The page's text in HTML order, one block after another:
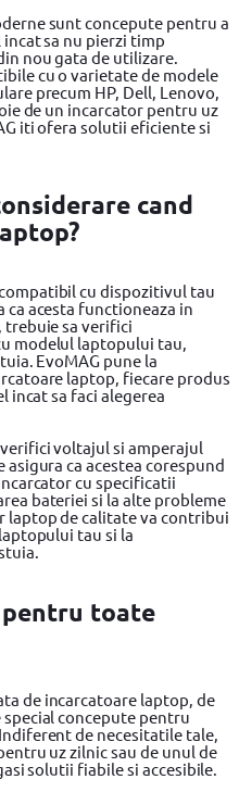
sunt concepute pentru a
sa nu pierzi timp
nou gata de utilizare.
cu o varietate de modele
precum HP, Dell, Lenovo,
de un incarcator pentru uz
iti ofera solutii eficiente si
cand
cu dispozitivul tau
acesta functioneaza in
sa verifici
modelul laptopului tau,
EvoMAG pune la
laptop, fiecare produs
incat sa faci alegerea
voltajul si amperajul
ca acestea corespund
cu specificatii
bateriei si la alte probleme
laptop de calitate va contribui
tau si la
toate
de incarcatoare laptop, de
special concepute pentru
de necesitatile tale,
uz zilnic sau de unul de
solutii fiabile si accesibile.